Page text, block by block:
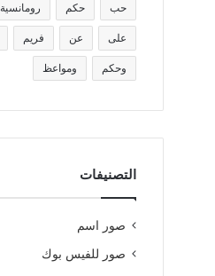
حب حكم رومانسية
على عن فريم
وحكم ومواعظ
التصنيفات
صور اسم
صور للفيس بوك